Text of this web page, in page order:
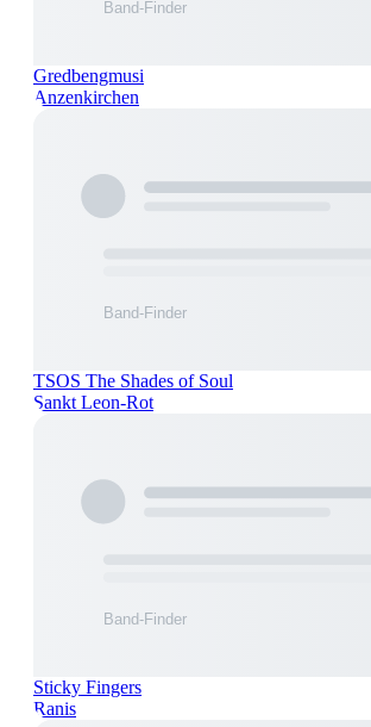
Gredbengmusi
Anzenkirchen
TSOS The Shades of Soul
Sankt Leon-Rot
Sticky Fingers
Ranis